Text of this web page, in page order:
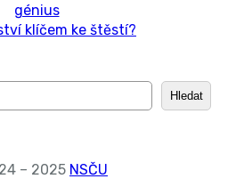
génius
klíčem ke štěstí?
e
c
Hledat
– 2025 NSČU